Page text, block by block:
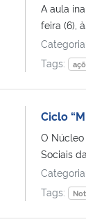
A aula
feira (6),
Categoria:
Tags:
Ciclo
O
Sociais
Categoria:
Tags: